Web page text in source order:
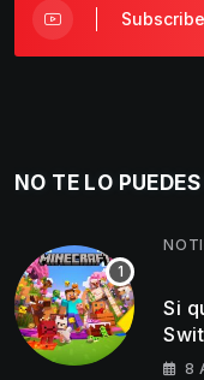
NO TE LO PUEDES
Si
del8